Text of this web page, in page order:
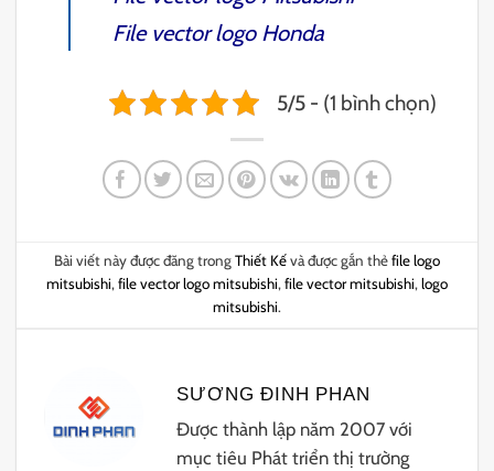
File vector logo Honda
5/5 - (1 bình chọn)
Bài viết này được đăng trongThiết Kếvà được gắn thẻfile logo
mitsubishi,file vector logo mitsubishi,file vector mitsubishi,logo
mitsubishi.
SƯƠNG ĐINH PHAN
Được thành lập năm 2007 với
mục tiêu Phát triển thị trường